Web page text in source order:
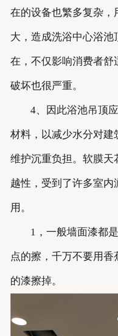
在的设备也繁多复杂，
大，造成洗浴中心浴
在，不仅影响消费者舒
破坏也很严重。
4、因此浴池吊顶
材料，以减少水分对建
维护沉重负担。软膜天
越性，受到了许多室
用。
1，一般墙面漆都
点的擦，千万不要用
的漆擦掉。